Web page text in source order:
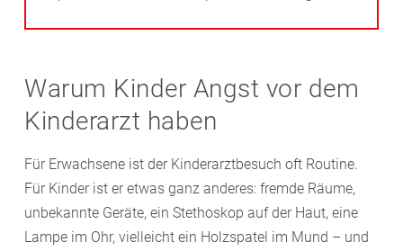
Warum Kinder Angst vor dem
Kinderarzt haben
Für Erwachsene ist der Kinderarztbesuch oft Routine.
Für Kinder ist er etwas ganz anderes: fremde Räume,
unbekannte Geräte, ein Stethoskop auf der Haut, eine
Lampe im Ohr, vielleicht ein Holzspatel im Mund – und